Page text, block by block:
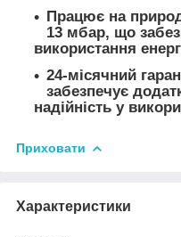
Працює на
13 мбар, що
використання
24-місячний
забезпечує
надійність у
Приховати
Характеристики